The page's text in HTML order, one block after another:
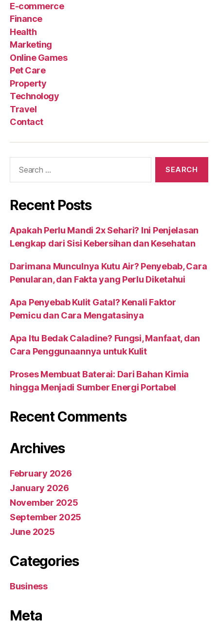
E-commerce
Finance
Health
Marketing
Online Games
Pet Care
Property
Technology
Travel
Contact
Recent Posts
Apakah Perlu Mandi 2x Sehari? Ini Penjelasan
Lengkap dari Sisi Kebersihan dan Kesehatan
Darimana Munculnya Kutu Air? Penyebab, Cara
Penularan, dan Fakta yang Perlu Diketahui
Apa Penyebab Kulit Gatal? Kenali Faktor
Pemicu dan Cara Mengatasinya
Apa Itu Bedak Caladine? Fungsi, Manfaat, dan
Cara Penggunaannya untuk Kulit
Proses Membuat Baterai: Dari Bahan Kimia
hingga Menjadi Sumber Energi Portabel
Recent Comments
Archives
February 2026
January 2026
November 2025
September 2025
June 2025
Categories
Business
Meta